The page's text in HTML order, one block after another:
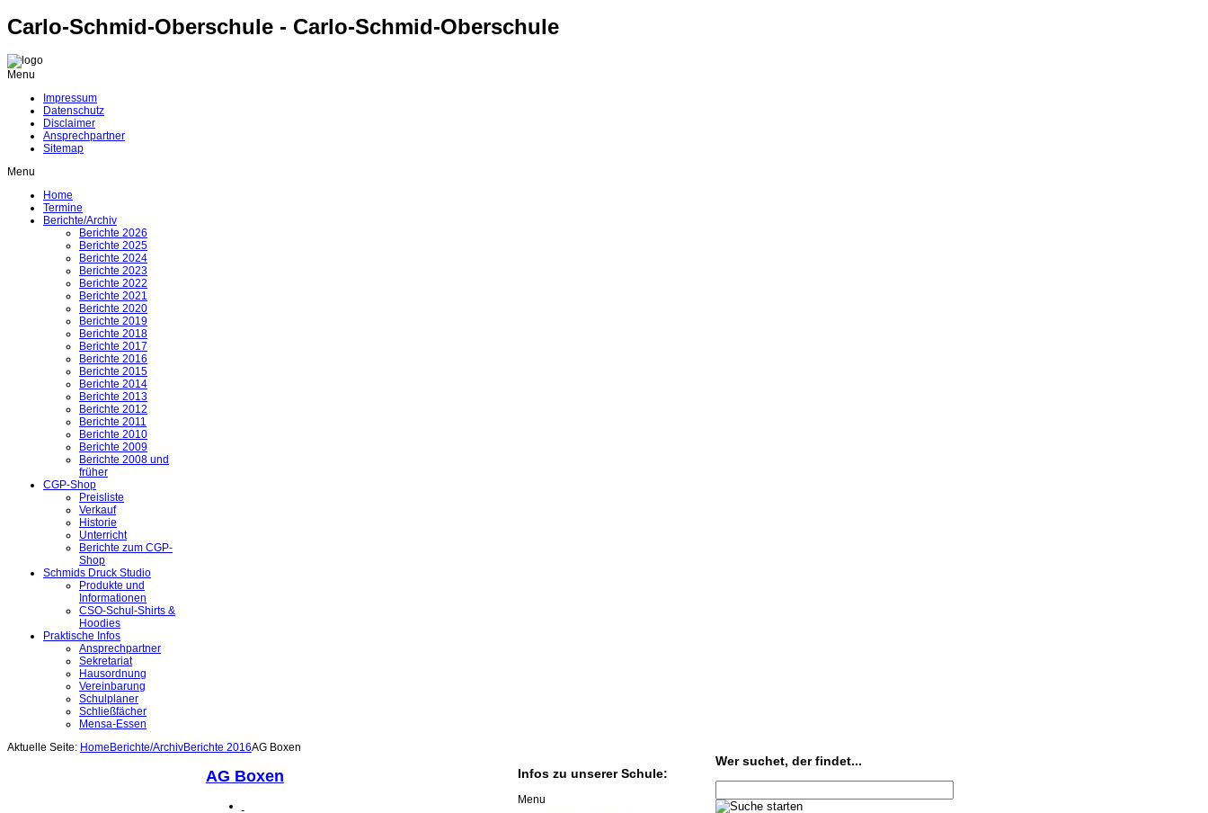
Carlo-Schmid-Oberschule - Carlo-Schmid-Oberschule
Menu
Impressum
Datenschutz
Disclaimer
Ansprechpartner
Sitemap
Menu
Home
Termine
Berichte/Archiv
Berichte 2026
Berichte 2025
Berichte 2024
Berichte 2023
Berichte 2022
Berichte 2021
Berichte 2020
Berichte 2019
Berichte 2018
Berichte 2017
Berichte 2016
Berichte 2015
Berichte 2014
Berichte 2013
Berichte 2012
Berichte 2011
Berichte 2010
Berichte 2009
Berichte 2008 und
früher
CGP-Shop
Preisliste
Verkauf
Historie
Unterricht
Berichte zum CGP-
Shop
Schmids Druck Studio
Produkte und
Informationen
CSO-Schul-Shirts &
Hoodies
Praktische Infos
Ansprechpartner
Sekretariat
Hausordnung
Vereinbarung
Schulplaner
Schließfächer
Mensa-Essen
Aktuelle Seite: Home Berichte/ArchivBerichte 2016AG Boxen
AG Boxen Infos zu unserer Schule:
Menu
Wer suchet, der findet...